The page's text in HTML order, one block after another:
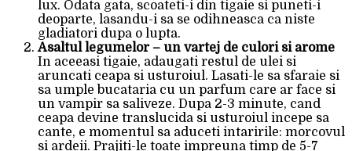
lux. Odata gata, scoateti-i din tigaie si puneti-i
deoparte, lasandu-i sa se odihneasca ca niste
gladiatori dupa o lupta.
Asaltul legumelor – un vartej de culori si arome
In aceeasi tigaie, adaugati restul de ulei si
aruncati ceapa si usturoiul. Lasati-le sa sfaraie si
sa umple bucataria cu un parfum care ar face si
un vampir sa saliveze. Dupa 2-3 minute, cand
ceapa devine translucida si usturoiul incepe sa
cante, e momentul sa aduceti intaririle: morcovul
si ardeii. Prajiti-le toate impreuna timp de 5-7